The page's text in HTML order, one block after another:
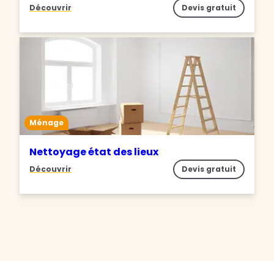
Découvrir Devis gratuit
Ménage
Nettoyage état des lieux
Découvrir Devis gratuit